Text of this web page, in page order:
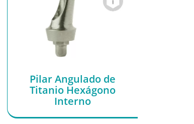
Pilar Angulado de
Titanio Hexágono
Interno